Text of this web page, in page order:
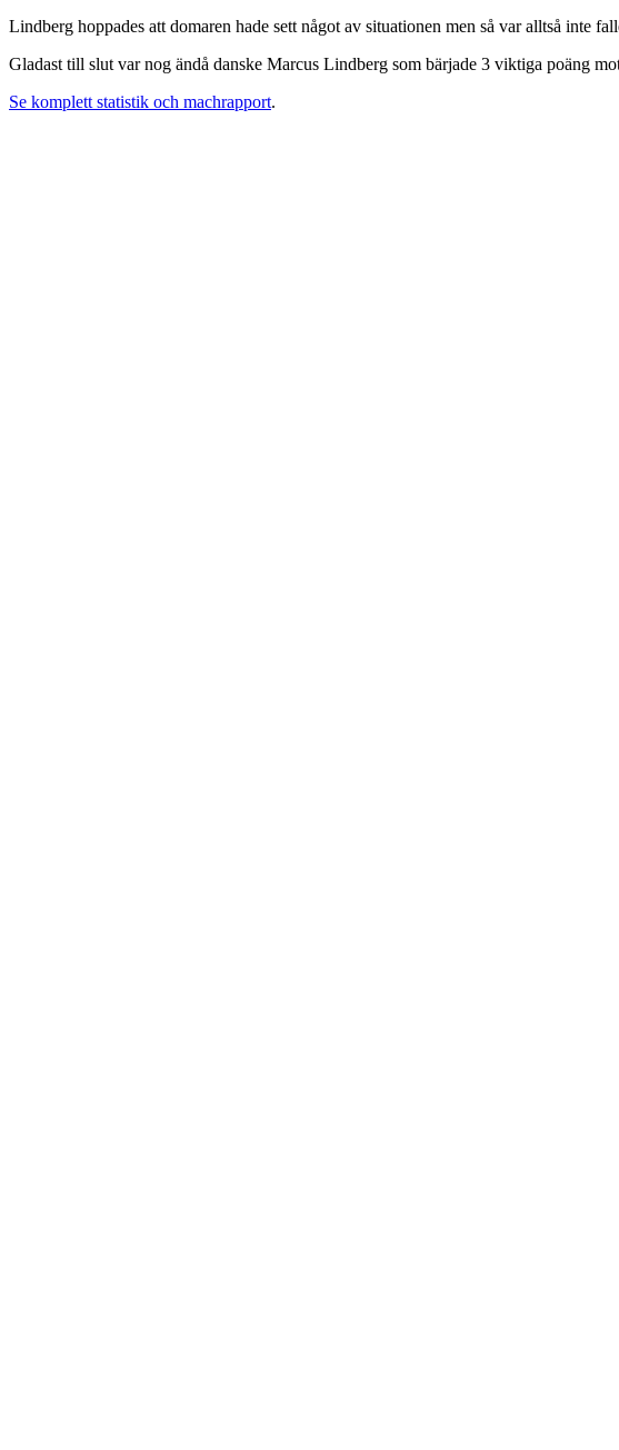
Lindberg hoppades att domaren hade sett något av situationen men så var alltså inte
Gladast till slut var nog ändå danske Marcus Lindberg som bärjade 3 viktiga poäng
Se komplett statistik och machrapport.